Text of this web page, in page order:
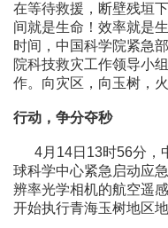
在等待救援，断壁残垣
间就是生命！效率就是
时间，中国科学院紧急
院科技救灾工作领导小
作。向灾区，向玉树，
行动，争分夺秒
4月14日13时56分，
球科学中心紧急启动应
辨率光学相机的航空遥
开始执行青海玉树地区